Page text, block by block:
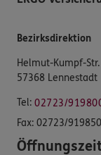
Bezirksdirektion
Helmut-Kumpf-
57368 Lennestadt
Tel: 02723/
Fax: 02723/919850